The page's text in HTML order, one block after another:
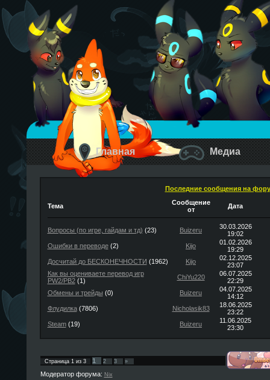
Главная Медиа
Последние сообщения на
Тема
Сообщение
от
Дата
Вопросы (по игре, гайдам и тд) (23) Buizeru
30.03.2026
19:02
Ошибки в переводе(2) Kijo
01.02.2026
19:29
Досчитай до БЕСКОНЕЧНОСТИ (1962) Kijo
02.12.2025
23:07
Как вы оцениваете перевод игр
PW2/PB2(1) ChiYu220
06.07.2025
22:29
Обмены и трейды (0) Buizeru
04.07.2025
14:12
Флудилка(7806) Nicholasik83
18.06.2025
23:22
Steam(19) Buizeru
11.06.2025
23:30
Страница 1из 3 1 2 3 »
Модератор форума: Nix